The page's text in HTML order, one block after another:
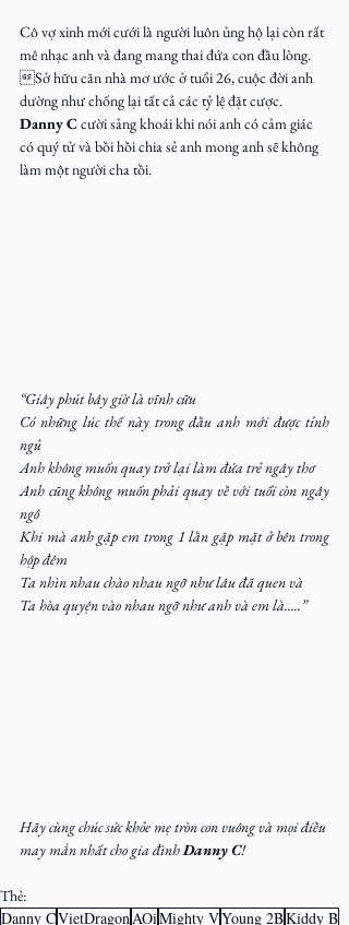
Cô vợ xinh mới cưới là người luôn ủng hộ lại còn rất
mê nhạc anh và đang mang thai đứa con đầu lòng.
Sở hữu căn nhà mơ ước ở tuổi 26, cuộc đời anh
dường như chống lại tất cả các tỷ lệ đặt cược.
Danny C cười sảng khoái khi nói anh có cảm giác
có quý tử và bồi hồi chia sẻ anh mong anh sẽ không
làm một người cha tồi.
“Giây phút bây giờ là vĩnh cữu
Có những lúc thế này trong đầu anh mới được tỉnh
ngủ
Anh không muốn quay trở lại làm đứa trẻ ngây thơ
Anh cũng không muốn phải quay về với tuổi còn ngây
ngô
Khi mà anh gặp em trong 1 lần gặp mặt ở bên trong
hộp đêm
Ta nhìn nhau chào nhau ngỡ như lâu đã quen và
Ta hòa quyện vào nhau ngỡ như anh và em là.....”
Hãy cùng chúc sức khỏe mẹ tròn con vuông và mọi điều
may mắn nhất cho gia đình Danny C!
Thẻ:
Danny CVietDragonAOiMighty VYoung 2BKiddy B